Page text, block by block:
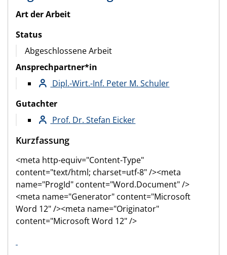
Art der Arbeit
Status
Abgeschlossene Arbeit
Ansprechpartner*in
Dipl.-Wirt.-Inf. Peter M. Schuler
Gutachter
Prof. Dr. Stefan Eicker
Kurzfassung
<meta http-equiv="Content-Type"
content="text/html; charset=utf-8" /><meta
name="ProgId" content="Word.Document" />
<meta name="Generator" content="Microsoft
Word 12" /><meta name="Originator"
content="Microsoft Word 12" />